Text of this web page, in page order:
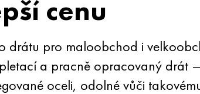
cenu
drátu pro maloobchod i
a pracně opracovaný drát
oceli, odolné vůči